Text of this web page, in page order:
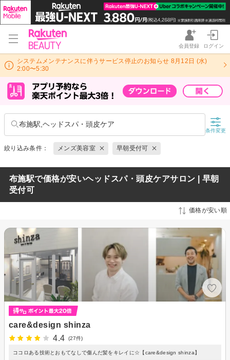
会員登録 ログイン
システムメンテナンスに伴うサービス停止のお知らせ 8月12日 (水)
2:00〜5:30
布施駅,ヘッドスパ・頭皮ケア
条件変更
絞り込み条件： メンズ美容室 早朝受付可
布施駅で価格が安いヘッドスパ・頭皮ケアサロン | 早朝
受付可
価格が安い順
care&design shinza
4.4
(27件)
ココロある技術とおもてなしで傷んだ髪をキレイに☆【care&design shinza】